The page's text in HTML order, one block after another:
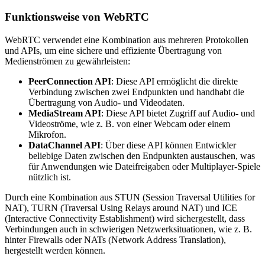
Funktionsweise von WebRTC
WebRTC verwendet eine Kombination aus mehreren Protokollen
und APIs, um eine sichere und effiziente Übertragung von
Medienströmen zu gewährleisten:
PeerConnection API: Diese API ermöglicht die direkte
Verbindung zwischen zwei Endpunkten und handhabt die
Übertragung von Audio- und Videodaten.
MediaStream API: Diese API bietet Zugriff auf Audio- und
Videoströme, wie z. B. von einer Webcam oder einem
Mikrofon.
DataChannel API: Über diese API können Entwickler
beliebige Daten zwischen den Endpunkten austauschen, was
für Anwendungen wie Dateifreigaben oder Multiplayer-Spiele
nützlich ist.
Durch eine Kombination aus STUN (Session Traversal Utilities for
NAT), TURN (Traversal Using Relays around NAT) und ICE
(Interactive Connectivity Establishment) wird sichergestellt, dass
Verbindungen auch in schwierigen Netzwerksituationen, wie z. B.
hinter Firewalls oder NATs (Network Address Translation),
hergestellt werden können.